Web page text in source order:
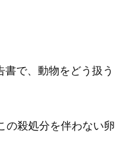
で、動物をどう扱う
の殺処分を伴わない卵